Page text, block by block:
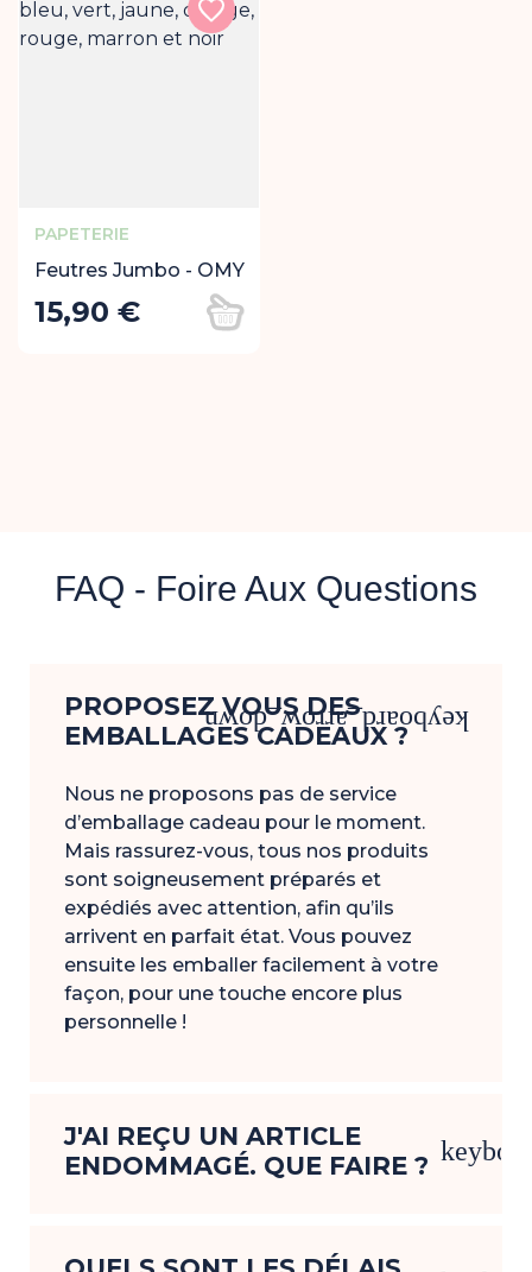
PAPETERIE
Feutres Jumbo - OMY
Prix
15,90 €
Rupture de stock
FAQ - Foire Aux Questions
PROPOSEZ VOUS DES
EMBALLAGES CADEAUX ?
keyboard_arrow_down
Nous ne proposons pas de service
d’emballage cadeau pour le moment.
Mais rassurez-vous, tous nos produits
sont soigneusement préparés et
expédiés avec attention, afin qu’ils
arrivent en parfait état. Vous pouvez
ensuite les emballer facilement à votre
façon, pour une touche encore plus
personnelle !
J'AI REÇU UN ARTICLE
ENDOMMAGÉ. QUE FAIRE ?